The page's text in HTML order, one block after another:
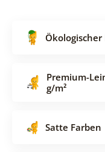
Ökologischer
Premium-
g/m²
Satte Farben